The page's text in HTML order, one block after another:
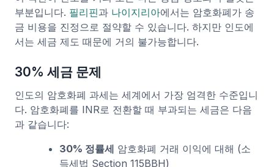
부분입니다. 필리핀과 나이지리아에서는 암호화폐가 송
금 비용을 진정으로 절약할 수 있습니다. 하지만 인도에
서는 세금 제도 때문에 거의 불가능합니다.
30% 세금 문제
인도의 암호화폐 과세는 세계에서 가장 엄격한 수준입니
다. 암호화폐를 INR로 전환할 때 부과되는 세금은 다음
과 같습니다:
30% 정률세 암호화폐 거래 이익에 대해 (소
득세법 Section 115BBH)